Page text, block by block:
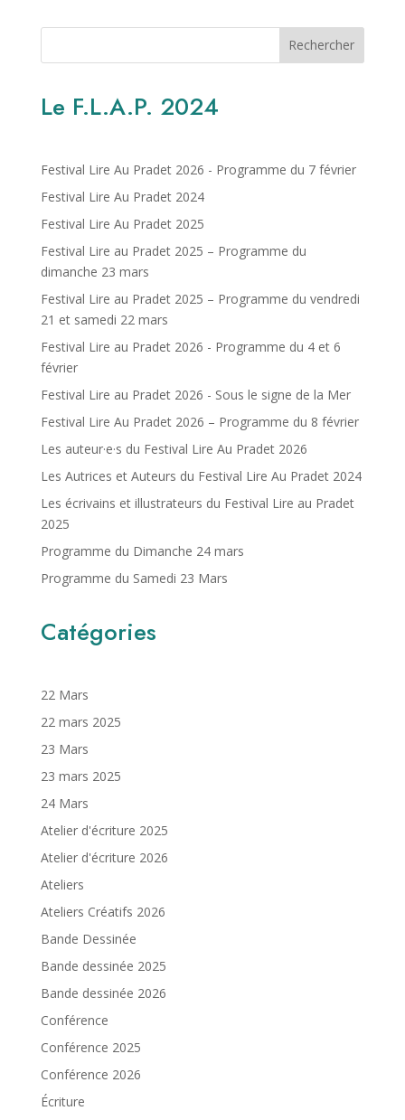
Rechercher
Le F.L.A.P. 2024
Festival Lire Au Pradet 2026 - Programme du 7 février
Festival Lire Au Pradet 2024
Festival Lire Au Pradet 2025
Festival Lire au Pradet 2025 – Programme du
dimanche 23 mars
Festival Lire au Pradet 2025 – Programme du vendredi
21 et samedi 22 mars
Festival Lire au Pradet 2026 - Programme du 4 et 6
février
Festival Lire au Pradet 2026 - Sous le signe de la Mer
Festival Lire Au Pradet 2026 – Programme du 8 février
Les auteur·e·s du Festival Lire Au Pradet 2026
Les Autrices et Auteurs du Festival Lire Au Pradet 2024
Les écrivains et illustrateurs du Festival Lire au Pradet
2025
Programme du Dimanche 24 mars
Programme du Samedi 23 Mars
Catégories
22 Mars
22 mars 2025
23 Mars
23 mars 2025
24 Mars
Atelier d'écriture 2025
Atelier d'écriture 2026
Ateliers
Ateliers Créatifs 2026
Bande Dessinée
Bande dessinée 2025
Bande dessinée 2026
Conférence
Conférence 2025
Conférence 2026
Écriture